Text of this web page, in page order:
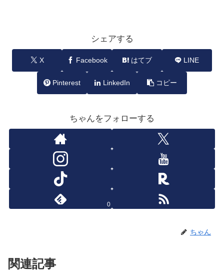
シェアする
X Facebook はてブ LINE
Pinterest LinkedIn コピー
ちゃんをフォローする
0
ちゃん
関連記事